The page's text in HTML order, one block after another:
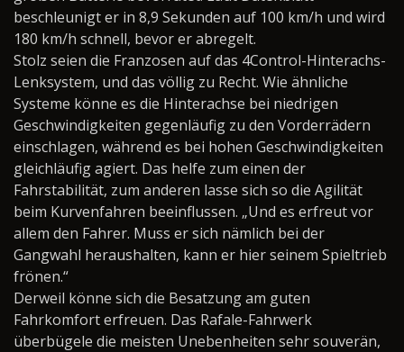
beschleunigt er in 8,9 Sekunden auf 100 km/h und wird
180 km/h schnell, bevor er abregelt.
Stolz seien die Franzosen auf das 4Control-Hinterachs-
Lenksystem, und das völlig zu Recht. Wie ähnliche
Systeme könne es die Hinterachse bei niedrigen
Geschwindigkeiten gegenläufig zu den Vorderrädern
einschlagen, während es bei hohen Geschwindigkeiten
gleichläufig agiert. Das helfe zum einen der
Fahrstabilität, zum anderen lasse sich so die Agilität
beim Kurvenfahren beeinflussen. „Und es erfreut vor
allem den Fahrer. Muss er sich nämlich bei der
Gangwahl heraushalten, kann er hier seinem Spieltrieb
frönen.“
Derweil könne sich die Besatzung am guten
Fahrkomfort erfreuen. Das Rafale-Fahrwerk
überbügele die meisten Unebenheiten sehr souverän,